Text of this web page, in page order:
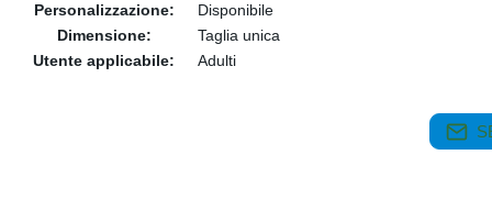
Personalizzazione:
Disponibile
Dimensione:
Taglia unica
Utente applicabile:
Adulti